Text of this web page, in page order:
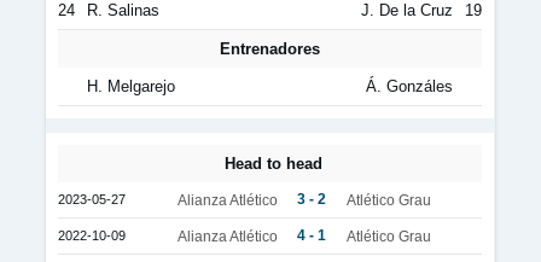
24 R. Salinas J. De la Cruz 19
Entrenadores
H. Melgarejo Á. Gonzáles
Head to head
2023-05-27 Alianza Atlético 3 - 2 Atlético Grau
2022-10-09 Alianza Atlético 4 - 1 Atlético Grau